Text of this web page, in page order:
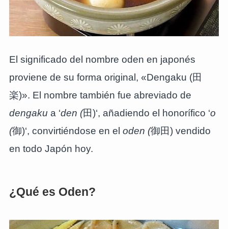
El significado del nombre oden en japonés
proviene de su forma original, «Dengaku (田
楽)». El nombre también fue abreviado de
dengaku a ‘den (田)‘, añadiendo el honorífico ‘o
(御)‘, convirtiéndose en el oden (御田) vendido
en todo Japón hoy.
¿Qué es Oden?